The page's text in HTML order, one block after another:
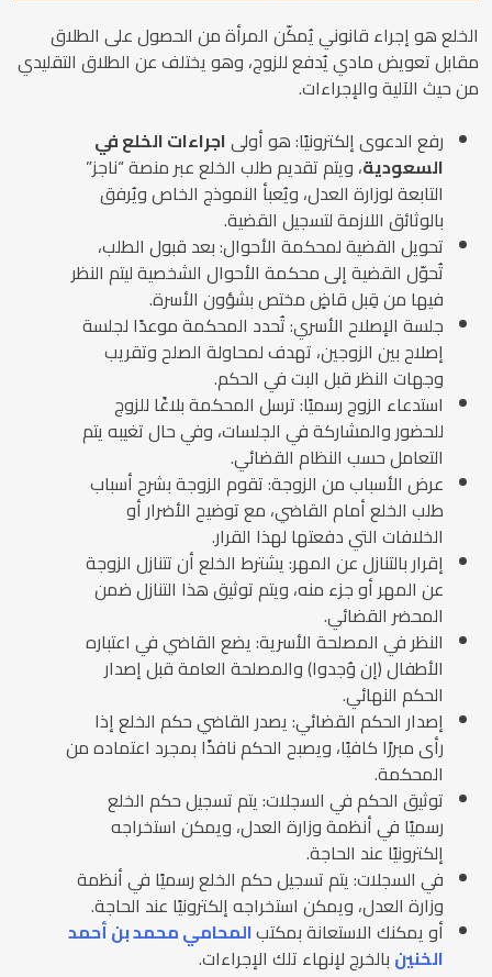
الخلع هو إجراء قانوني يُمكّن المرأة من الحصول على الطلاق
مقابل تعويض مادي يُدفع للزوج، وهو يختلف عن الطلاق التقليدي
من حيث الآلية والإجراءات.
رفع الدعوى إلكترونيًا: هو أولىاجراءات الخلع في
السعودية، ويتم تقديم طلب الخلع عبر منصة “ناجز”
التابعة لوزارة العدل، ويُعبأ النموذج الخاص ويُرفق
بالوثائق اللازمة لتسجيل القضية.
تحويل القضية لمحكمة الأحوال: بعد قبول الطلب،
تُحوّل القضية إلى محكمة الأحوال الشخصية ليتم النظر
فيها من قِبل قاضٍ مختص بشؤون الأسرة.
جلسة الإصلاح الأسري: تُحدد المحكمة موعدًا لجلسة
إصلاح بين الزوجين، تهدف لمحاولة الصلح وتقريب
وجهات النظر قبل البت في الحكم.
استدعاء الزوج رسميًا: ترسل المحكمة بلاغًا للزوج
للحضور والمشاركة في الجلسات، وفي حال تغيبه يتم
التعامل حسب النظام القضائي.
عرض الأسباب من الزوجة: تقوم الزوجة بشرح أسباب
طلب الخلع أمام القاضي، مع توضيح الأضرار أو
الخلافات التي دفعتها لهذا القرار.
إقرار بالتنازل عن المهر: يشترط الخلع أن تتنازل الزوجة
عن المهر أو جزء منه، ويتم توثيق هذا التنازل ضمن
المحضر القضائي.
النظر في المصلحة الأسرية: يضع القاضي في اعتباره
الأطفال (إن وُجدوا) والمصلحة العامة قبل إصدار
الحكم النهائي.
إصدار الحكم القضائي: يصدر القاضي حكم الخلع إذا
رأى مبررًا كافيًا، ويصبح الحكم نافذًا بمجرد اعتماده من
المحكمة.
توثيق الحكم في السجلات: يتم تسجيل حكم الخلع
رسميًا في أنظمة وزارة العدل، ويمكن استخراجه
إلكترونيًا عند الحاجة.
في السجلات: يتم تسجيل حكم الخلع رسميًا في أنظمة
وزارة العدل، ويمكن استخراجه إلكترونيًا عند الحاجة.
أو يمكنك الاستعانة بمكتبالمحامي محمد بن أحمد
الخنين بالخرج لإنهاء تلك الإجراءات.